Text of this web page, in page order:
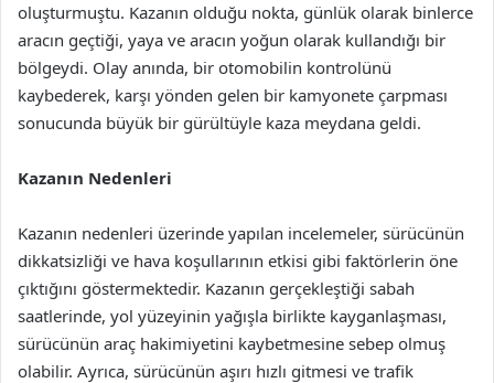
oluşturmuştu. Kazanın olduğu nokta, günlük olarak binlerce
aracın geçtiği, yaya ve aracın yoğun olarak kullandığı bir
bölgeydi. Olay anında, bir otomobilin kontrolünü
kaybederek, karşı yönden gelen bir kamyonete çarpması
sonucunda büyük bir gürültüyle kaza meydana geldi.
Kazanın Nedenleri
Kazanın nedenleri üzerinde yapılan incelemeler, sürücünün
dikkatsizliği ve hava koşullarının etkisi gibi faktörlerin öne
çıktığını göstermektedir. Kazanın gerçekleştiği sabah
saatlerinde, yol yüzeyinin yağışla birlikte kayganlaşması,
sürücünün araç hakimiyetini kaybetmesine sebep olmuş
olabilir. Ayrıca, sürücünün aşırı hızlı gitmesi ve trafik